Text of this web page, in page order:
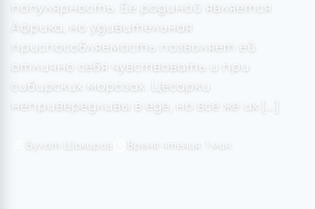
популярность. Ее родиной является
Африка, но удивительная
приспособляемость позволяет ей
отлично себя чувствовать и при
сибирских морозах. Цесарки
непривередливы в еде, но все же их […]
Булат Шакиров Время чтения: 1 мин